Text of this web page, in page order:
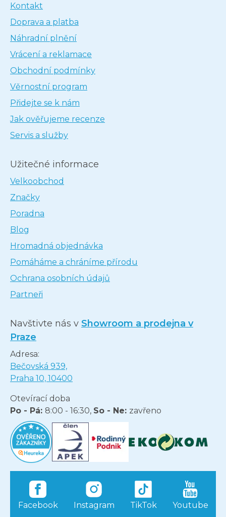
Kontakt
Doprava a platba
Náhradní plnění
Vrácení a reklamace
Obchodní podmínky
Věrnostní program
Přidejte se k nám
Jak ověřujeme recenze
Servis a služby
Užitečné informace
Velkoobchod
Značky
Poradna
Blog
Hromadná objednávka
Pomáháme a chráníme přírodu
Ochrana osobních údajů
Partneři
Navštivte nás v Showroom a prodejna v
Praze
Adresa:
Bečovská 939,
Praha 10, 10400
Otevírací doba
Po - Pá: 8:00 - 16:30, So - Ne: zavřeno
Facebook Instagram TikTok Youtube